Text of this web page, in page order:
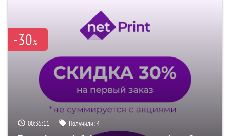
-30%
00:35:10 Получили:4